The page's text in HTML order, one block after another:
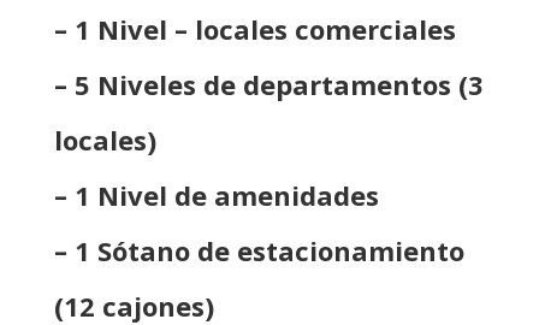
– 1 Nivel – locales comerciales
– 5 Niveles de departamentos (3
locales)
– 1 Nivel de amenidades
– 1 Sótano de estacionamiento
(12 cajones)